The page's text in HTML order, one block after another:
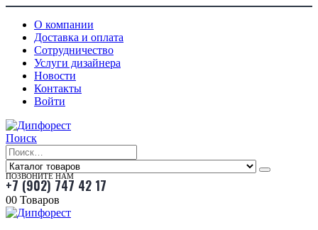
О компании
Доставка и оплата
Сотрудничество
Услуги дизайнера
Новости
Контакты
Войти
Поиск
ПОЗВОНИТЕ НАМ
+7 (902) 747 42 17
00 Товаров